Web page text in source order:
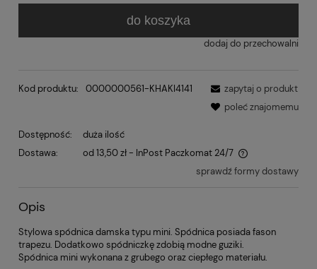
do koszyka
dodaj do przechowalni
Kod produktu: 0000000561-KHAKI4141
zapytaj o produkt
poleć znajomemu
Dostępność:
duża ilość
Dostawa:
od 13,50 zł - InPost Paczkomat 24/7
sprawdź formy dostawy
Opis
Stylowa spódnica damska typu mini. Spódnica posiada fason
trapezu. Dodatkowo spódniczkę zdobią modne guziki.
Spódnica mini wykonana z grubego oraz ciepłego materiału.